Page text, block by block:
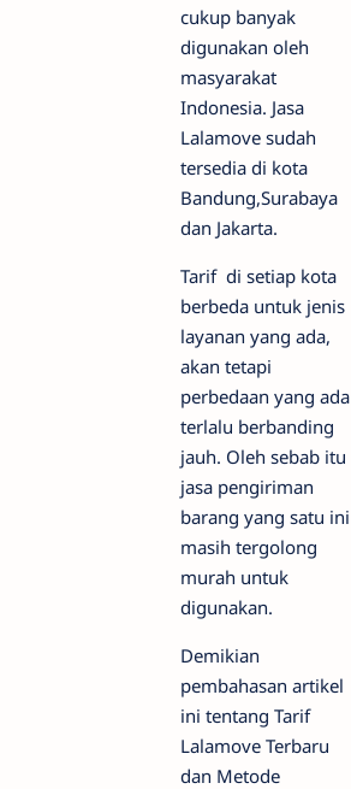
cukup banyak
digunakan oleh
masyarakat
Indonesia. Jasa
Lalamove sudah
tersedia di kota
Bandung,Surabaya
dan Jakarta.
Tarif di setiap kota
berbeda untuk jenis
layanan yang ada,
akan tetapi
perbedaan yang ada
terlalu berbanding
jauh. Oleh sebab itu
jasa pengiriman
barang yang satu ini
masih tergolong
murah untuk
digunakan.
Demikian
pembahasan artikel
ini tentang Tarif
Lalamove Terbaru
dan Metode